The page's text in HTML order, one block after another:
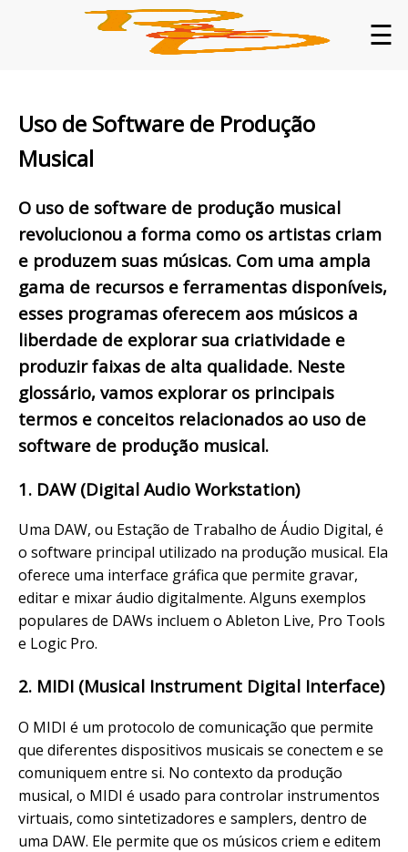
☰
Uso de Software de Produção
Musical
O uso de software de produção musical
revolucionou a forma como os artistas criam
e produzem suas músicas. Com uma ampla
gama de recursos e ferramentas disponíveis,
esses programas oferecem aos músicos a
liberdade de explorar sua criatividade e
produzir faixas de alta qualidade. Neste
glossário, vamos explorar os principais
termos e conceitos relacionados ao uso de
software de produção musical.
1. DAW (Digital Audio Workstation)
Uma DAW, ou Estação de Trabalho de Áudio Digital, é
o software principal utilizado na produção musical. Ela
oferece uma interface gráfica que permite gravar,
editar e mixar áudio digitalmente. Alguns exemplos
populares de DAWs incluem o Ableton Live, Pro Tools
e Logic Pro.
2. MIDI (Musical Instrument Digital Interface)
O MIDI é um protocolo de comunicação que permite
que diferentes dispositivos musicais se conectem e se
comuniquem entre si. No contexto da produção
musical, o MIDI é usado para controlar instrumentos
virtuais, como sintetizadores e samplers, dentro de
uma DAW. Ele permite que os músicos criem e editem